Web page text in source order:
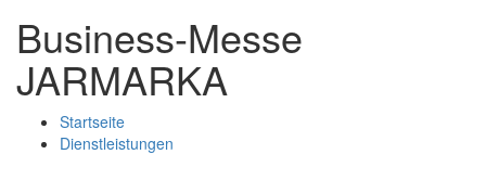
Business-Messe
JARMARKA
Startseite
Dienstleistungen